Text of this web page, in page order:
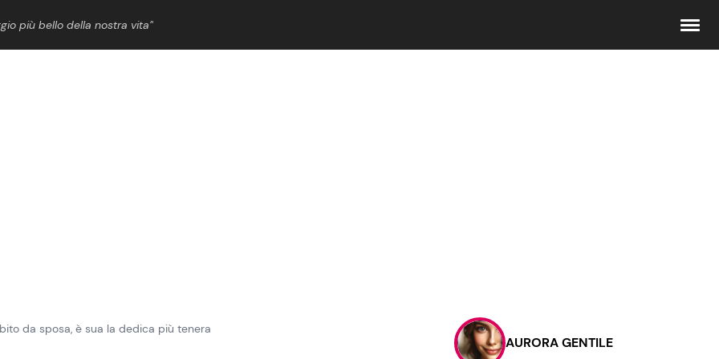
più bello della nostra vita”
Contattaci
Pubblicità
da sposa, è sua la dedica più tenera
AURORA GENTILE